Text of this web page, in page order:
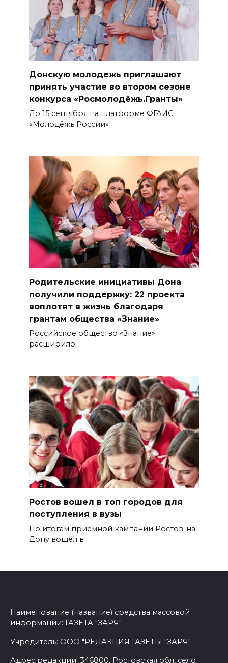
Донскую молодежь приглашают
принять участие во втором сезоне
конкурса «Росмолодёжь.Гранты»
До 15 сентября на платформе ФГАИС
«Молодёжь России»
Родительские инициативы Дона
получили поддержку: 22 проекта
воплотят в жизнь благодаря
грантам общества «Знание»
Российское общество «Знание»
расширило
Ростов вошел в топ городов для
поступления в вузы
По итогам приёмной кампании Ростов-на-
Дону вошёл в
Наименование (название) средства массовой
информации: ГАЗЕТА "ЗАРЯ"
Учредитель: ООО "РЕДАКЦИЯ ГАЗЕТЫ "ЗАРЯ"
Адрес редакции: 346800, Ростовская обл, село